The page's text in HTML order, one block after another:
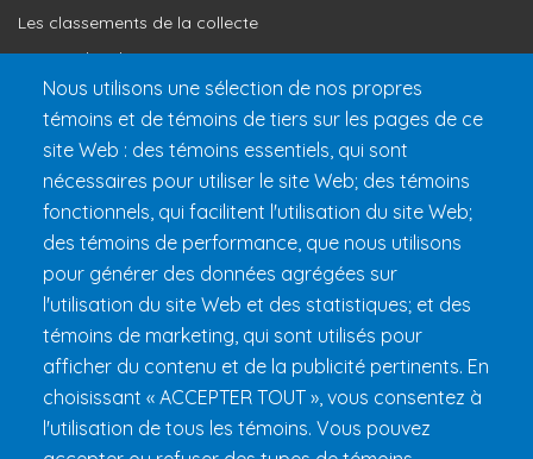
Les classements de la collecte
Où vont les dons
Le programme de reconnaissance
Préparer son 24h
Informations pratiques
FAQ et règlements
Nous utilisons une sélection de nos propres
témoins et de témoins de tiers sur les pages de ce
site Web : des témoins essentiels, qui sont
nécessaires pour utiliser le site Web; des témoins
fonctionnels, qui facilitent l'utilisation du site Web;
des témoins de performance, que nous utilisons
pour générer des données agrégées sur
l'utilisation du site Web et des statistiques; et des
témoins de marketing, qui sont utilisés pour
afficher du contenu et de la publicité pertinents. En
choisissant « ACCEPTER TOUT », vous consentez à
l'utilisation de tous les témoins. Vous pouvez